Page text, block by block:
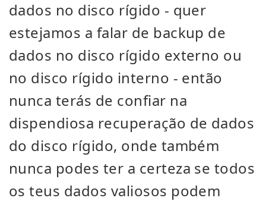
dados no disco rígido - quer
estejamos a falar de backup de
dados no disco rígido externo ou
no disco rígido interno - então
nunca terás de confiar na
dispendiosa recuperação de dados
do disco rígido, onde também
nunca podes ter a certeza se todos
os teus dados valiosos podem